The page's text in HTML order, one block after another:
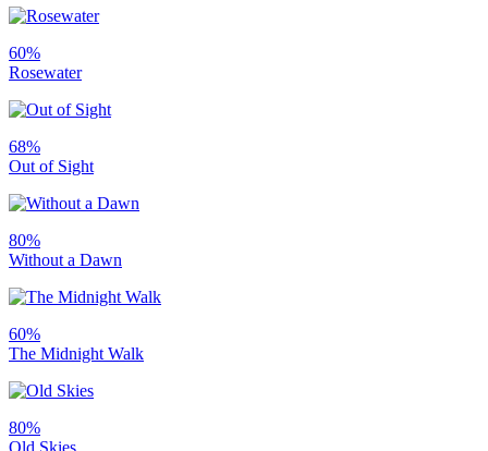
60%
Rosewater
68%
Out of Sight
80%
Without a Dawn
60%
The Midnight Walk
80%
Old Skies